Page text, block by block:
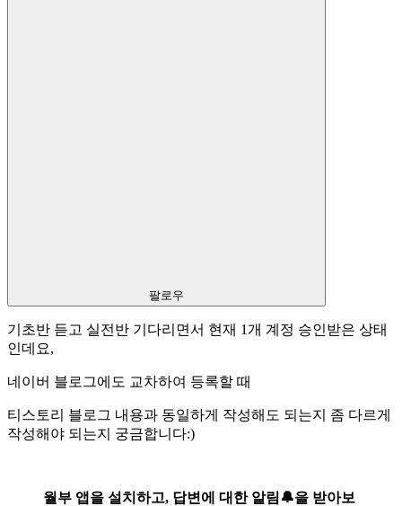
팔로우
기초반 듣고 실전반 기다리면서 현재 1개 계정 승인받은 상태
인데요,
네이버 블로그에도 교차하여 등록할 때
티스토리 블로그 내용과 동일하게 작성해도 되는지 좀 다르게
작성해야 되는지 궁금합니다:)
월부 앱을 설치하고, 답변에 대한 알림🔔을 받아보